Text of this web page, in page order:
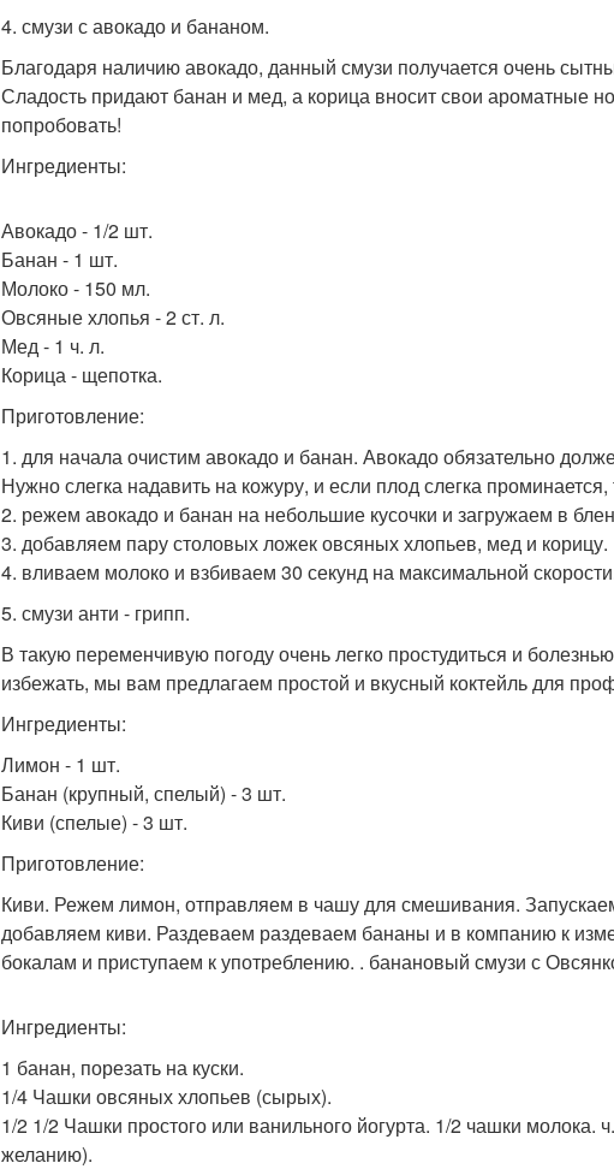
4. смузи с авокадо и бананом.
Благодаря наличию авокадо, данный смузи получается очень
Сладость придают банан и мед, а корица вносит свои ароматные
попробовать!
Ингредиенты:
Авокадо - 1/2 шт.
Банан - 1 шт.
Молоко - 150 мл.
Овсяные хлопья - 2 ст. л.
Мед - 1 ч. л.
Корица - щепотка.
Приготовление:
1. для начала очистим авокадо и банан. Авокадо обязательно
Нужно слегка надавить на кожуру, и если плод слегка
2. режем авокадо и банан на небольшие кусочки и загружаем в
3. добавляем пару столовых ложек овсяных хлопьев, мед и корицу.
4. вливаем молоко и взбиваем 30 секунд на максимальной
5. смузи анти - грипп.
В такую переменчивую погоду очень легко простудиться и
избежать, мы вам предлагаем простой и вкусный коктейль для
Ингредиенты:
Лимон - 1 шт.
Банан (крупный, спелый) - 3 шт.
Киви (спелые) - 3 шт.
Приготовление:
Киви. Режем лимон, отправляем в чашу для смешивания.
добавляем киви. Раздеваем раздеваем бананы и в компанию к
бокалам и приступаем к употреблению. . банановый смузи с
Ингредиенты:
1 банан, порезать на куски.
1/4 Чашки овсяных хлопьев (сырых).
1/2 1/2 Чашки простого или ванильного йогурта. 1/2 чашки молока.
желанию).